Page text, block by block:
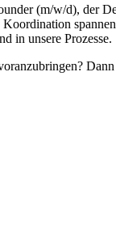
(m/w/d), der
in unsere Prozesse.